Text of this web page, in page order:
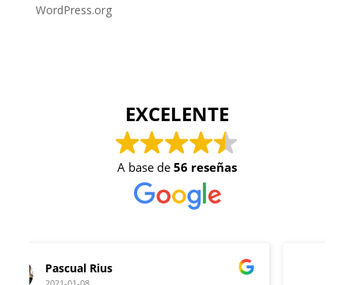
WordPress.org
EXCELENTE
A base de56 reseñas
Gabriel Goldszier